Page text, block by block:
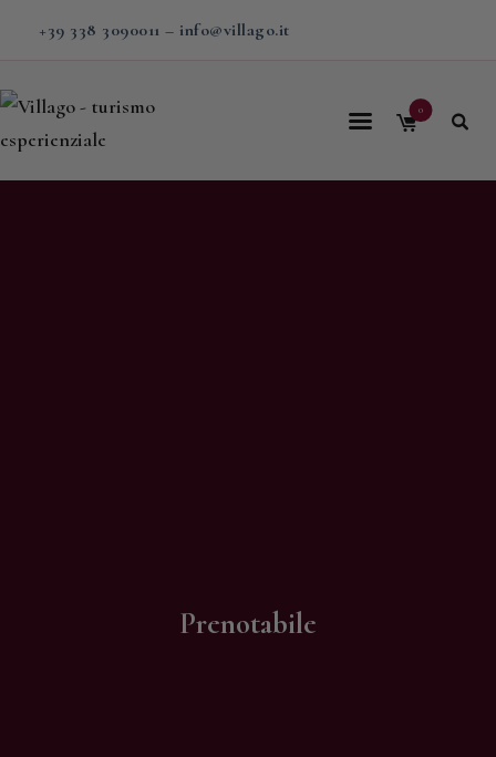
+39 338 3090011 – info@villago.it
0
Prenotabile
Home